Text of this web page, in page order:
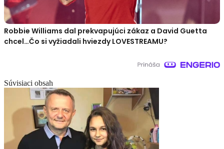
Robbie Williams dal prekvapujúci zákaz a David Guetta
chcel…Čo si vyžiadali hviezdy LOVESTREAMU?
Súvisiaci obsah